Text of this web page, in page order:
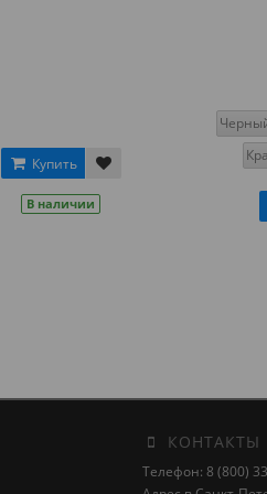
Купить
В наличии
КОНТАКТЫ
Телефон: 8 (800)